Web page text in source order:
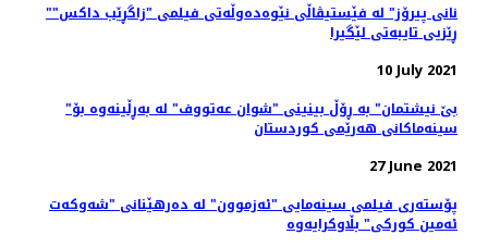
"نانی پیرۆز" لە فێستیڤاڵی نێوەدەوڵەتی فیلمی "زاگڕێب داکس"
ڕێزیی تایبەتی لێگیرا
10 July 2021
"بێ نیشتمان" بە ڕۆڵ بینینی "شوان عەتووف" لە بەڕڵینەوە بۆ
سینەماکانی هەرێمی کوردستان
27 June 2021
پۆسته‌ری فیلمی سینەمایی "ئەزموون" لە دەرهێنانی "شەوکەت
ئەمین کورکی" بڵاوکرایەوە